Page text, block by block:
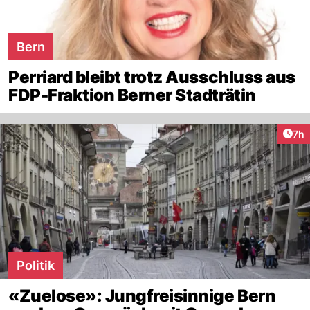
Bern
Perriard bleibt trotz Ausschluss aus
FDP-Fraktion Berner Stadträtin
7h
Politik
«Zuelose»: Jungfreisinnige Bern